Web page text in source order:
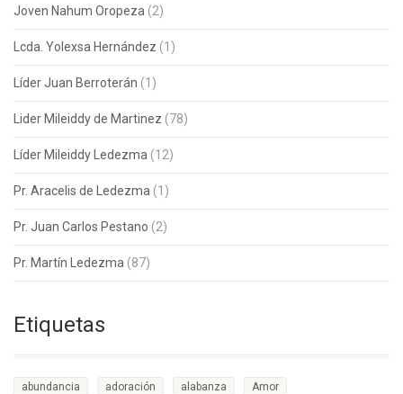
Joven Nahum Oropeza (2)
Lcda. Yolexsa Hernández (1)
Líder Juan Berroterán (1)
Lider Mileiddy de Martinez (78)
Líder Mileiddy Ledezma (12)
Pr. Aracelis de Ledezma (1)
Pr. Juan Carlos Pestano (2)
Pr. Martín Ledezma (87)
Etiquetas
abundancia adoración alabanza Amor